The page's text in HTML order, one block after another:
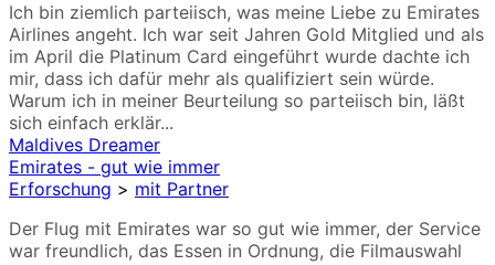
Ich bin ziemlich parteiisch, was meine Liebe zu Emirates
Airlines angeht. Ich war seit Jahren Gold Mitglied und als
im April die Platinum Card eingeführt wurde dachte ich
mir, dass ich dafür mehr als qualifiziert sein würde.
Warum ich in meiner Beurteilung so parteiisch bin, läßt
sich einfach erklär...
Maldives Dreamer
Emirates - gut wie immer
Erforschung > mit Partner
Der Flug mit Emirates war so gut wie immer, der Service
war freundlich, das Essen in Ordnung, die Filmauswahl